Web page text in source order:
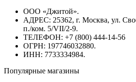
ООО «Джитой».
АДРЕС: 25362, г. Москва, ул.
п./ком. 5/VII/2-9.
ТЕЛЕФОН: +7 (800) 444-14-56
ОГРН: 197746032880.
ИНН: 7733334984.
Популярные магазины